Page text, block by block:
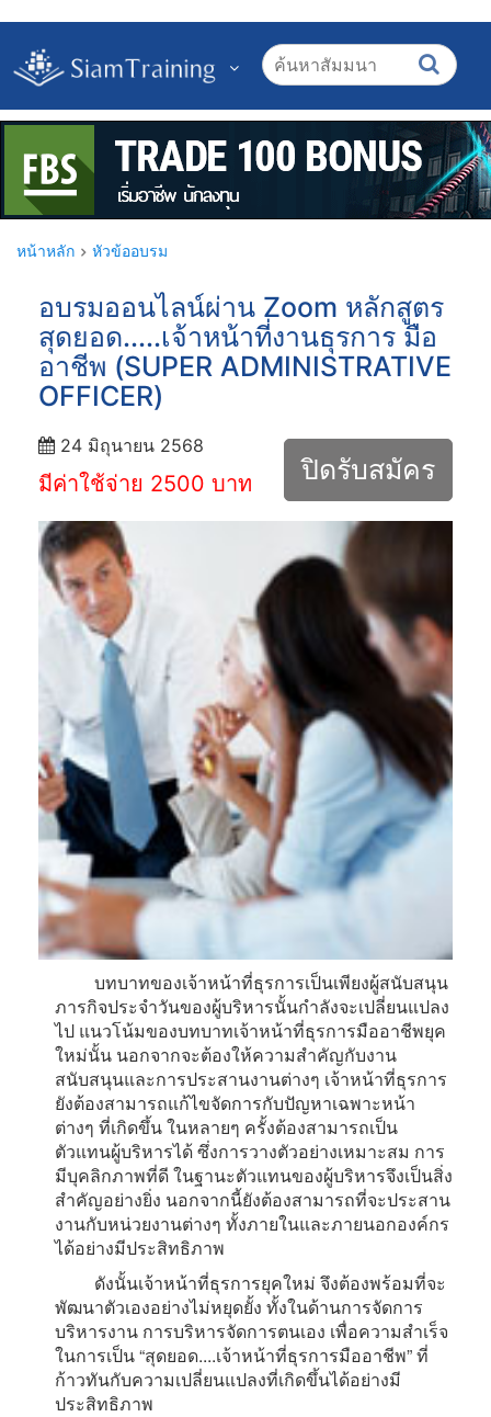
หน้าหลัก หัวข้ออบรม
อบรมออนไลน์ผ่าน Zoom หลักสูตร
สุดยอด.....เจ้าหน้าที่งานธุรการ มือ
อาชีพ (SUPER ADMINISTRATIVE
OFFICER)
24 มิถุนายน 2568
มีค่าใช้จ่าย 2500 บาท ปิดรับสมัคร
บทบาทของเจ้าหน้าที่ธุรการเป็นเพียงผู้สนับสนุน
ภารกิจประจำวันของผู้บริหารนั้นกำลังจะเปลี่ยนแปลง
ไป แนวโน้มของบทบาทเจ้าหน้าที่ธุรการมืออาชีพยุค
ใหม่นั้น นอกจากจะต้องให้ความสำคัญกับงาน
สนับสนุนและการประสานงานต่างๆ เจ้าหน้าที่ธุรการ
ยังต้องสามารถแก้ไขจัดการกับปัญหาเฉพาะหน้า
ต่างๆ ที่เกิดขึ้น ในหลายๆ ครั้งต้องสามารถเป็น
ตัวแทนผู้บริหารได้ ซึ่งการวางตัวอย่างเหมาะสม การ
มีบุคลิกภาพที่ดี ในฐานะตัวแทนของผู้บริหารจึงเป็นสิ่ง
สำคัญอย่างยิ่ง นอกจากนี้ยังต้องสามารถที่จะประสาน
งานกับหน่วยงานต่างๆ ทั้งภายในและภายนอกองค์กร
ได้อย่างมีประสิทธิภาพ
ดังนั้นเจ้าหน้าที่ธุรการยุคใหม่ จึงต้องพร้อมที่จะ
พัฒนาตัวเองอย่างไม่หยุดยั้ง ทั้งในด้านการจัดการ
บริหารงาน การบริหารจัดการตนเอง เพื่อความสำเร็จ
ในการเป็น “สุดยอด....เจ้าหน้าที่ธุรการมืออาชีพ” ที่
ก้าวทันกับความเปลี่ยนแปลงที่เกิดขึ้นได้อย่างมี
ประสิทธิภาพ